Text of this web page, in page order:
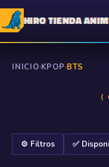
HIRO TIENDA
INICIO›KPOP›BTS
⟨
⚙️ Filtros ✅